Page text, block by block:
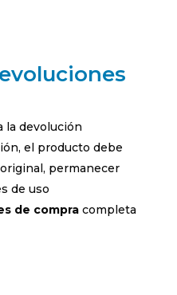
la devolución
el producto debe
permanecer
de uso
de compracompleta